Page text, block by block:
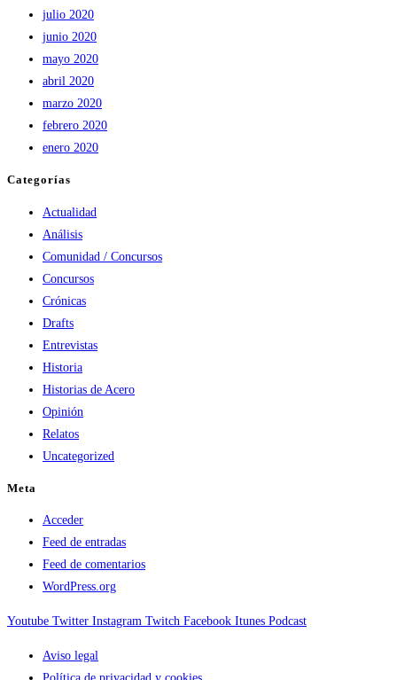
julio 2020
junio 2020
mayo 2020
abril 2020
marzo 2020
febrero 2020
enero 2020
Categorías
Actualidad
Análisis
Comunidad / Concursos
Concursos
Crónicas
Drafts
Entrevistas
Historia
Historias de Acero
Opinión
Relatos
Uncategorized
Meta
Acceder
Feed de entradas
Feed de comentarios
WordPress.org
Youtube Twitter Instagram Twitch Facebook Itunes Podcast
Aviso legal